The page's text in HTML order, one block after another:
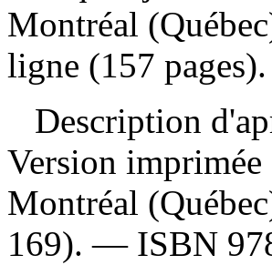
Montréal
ligne (157
Description
Version imprimée
Montréal
169). — ISBN